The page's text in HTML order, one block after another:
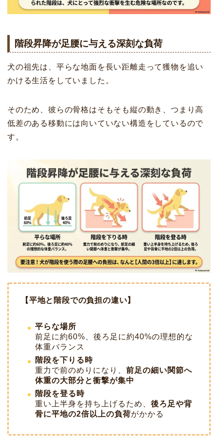
階段昇降が足腰に与える深刻な負荷
犬の祖先は、平らな地面を長い距離走って獲物を追い
かける生活をしていました。
そのため、彼らの骨格はそもそも縦の動き、つまり高
低差のある移動には向いていない構造をしているので
す。
【平地と階段での負担の違い】
平らな場所
前足に約60%、後ろ足に約40%の理想的な
体重バランス
階段を下りる時
重力で前のめりになり、 前足の細い関節へ
体重の大部分と衝撃が集中
階段を登る時
重い上半身を持ち上げるため、 後ろ足や背
骨に平地の2倍以上の負荷がかかる